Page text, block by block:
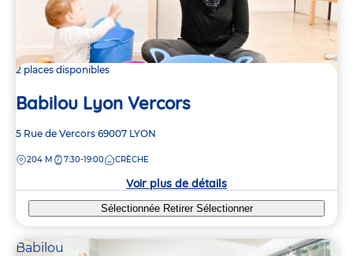
2 places disponibles
Babilou Lyon Vercors
Adresse
la
5 Rue de Vercors 69007 LYON
DISTANCE
204 M 7:30-19:00 CRÈCHE
Voir plus de détails
Sélectionnée Retirer Sélectionner
Babilou